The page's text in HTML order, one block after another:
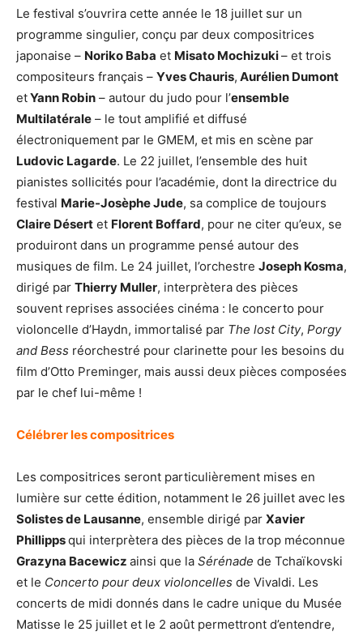
Le festival s’ouvrira cette année le 18 juillet sur un
programme singulier, conçu par deux compositrices
japonaise – Noriko Baba et Misato Mochizuki– et trois
compositeurs français – Yves Chauris, Aurélien Dumont
etYann Robin – autour du judo pour l’ensemble
Multilatérale – le tout amplifié et diffusé
électroniquement par le GMEM, et mis en scène par
Ludovic Lagarde. Le 22 juillet, l’ensemble des huit
pianistes sollicités pour l’académie, dont la directrice du
festival Marie-Josèphe Jude, sa complice de toujours
Claire Désert et Florent Boffard, pour ne citer qu’eux, se
produiront dans un programme pensé autour des
musiques de film. Le 24 juillet, l’orchestre Joseph Kosma,
dirigé par Thierry Muller, interprètera des pièces
souvent reprises associées cinéma : le concerto pour
violoncelle d’Haydn, immortalisé par The lost City, Porgy
and Bess réorchestré pour clarinette pour les besoins du
film d’Otto Preminger, mais aussi deux pièces composées
par le chef lui-même !
Célébrer les compositrices
Les compositrices seront particulièrement mises en
lumière sur cette édition, notamment le 26 juillet avec les
Solistes de Lausanne, ensemble dirigé par Xavier
Phillippsqui interprètera des pièces de la trop méconnue
Grazyna Bacewicz ainsi que la Sérénade de Tchaïkovski
et le Concerto pour deux violoncelles de Vivaldi. Les
concerts de midi donnés dans le cadre unique du Musée
Matisse le 25 juillet et le 2 août permettront d’entendre,